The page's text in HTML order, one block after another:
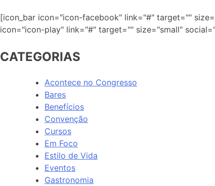
[icon_bar icon="icon-facebook" link="#" target=""
icon="icon-play" link="#" target="" size="small"
CATEGORIAS
Acontece no Congresso
Bares
Benefícios
Convenção
Cursos
Em Foco
Estilo de Vida
Eventos
Gastronomia